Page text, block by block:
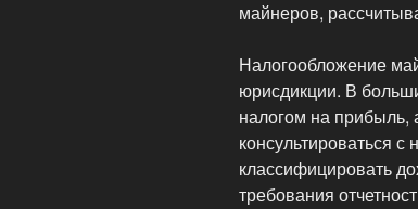
майнеров,
Налогообложение
юрисдикции. В
налогом на прибыль,
консультироваться
классифицировать
требования